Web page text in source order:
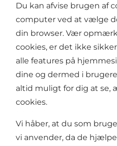
Du kan afvise brugen af
computer ved at vælge
din browser. Vær
cookies, er det ikke
alle features på
dine og dermed i
altid muligt for dig at se,
cookies.
Vi håber, at du som
vi anvender, da de